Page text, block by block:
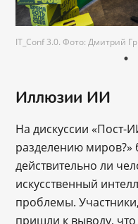
IT_Conf 3.0. Фото: Дмитрий
Иллюзии ИИ
На дискуссии «Пост-
разделению миров?»
действительно ли
искусственный
проблемы.
пришли к выводу,